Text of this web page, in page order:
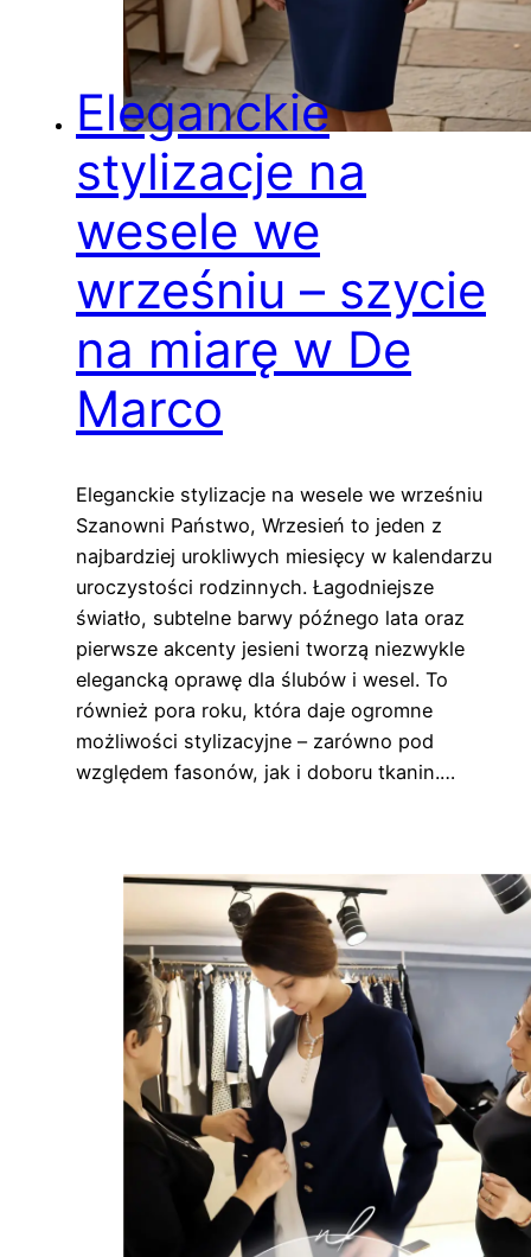
Eleganckie
stylizacje na
wesele we
wrześniu – szycie
na miarę w De
Marco
Eleganckie stylizacje na wesele we wrześniu
Szanowni Państwo, Wrzesień to jeden z
najbardziej urokliwych miesięcy w kalendarzu
uroczystości rodzinnych. Łagodniejsze
światło, subtelne barwy późnego lata oraz
pierwsze akcenty jesieni tworzą niezwykle
elegancką oprawę dla ślubów i wesel. To
również pora roku, która daje ogromne
możliwości stylizacyjne – zarówno pod
względem fasonów, jak i doboru tkanin.…